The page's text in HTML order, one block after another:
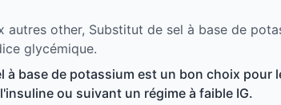
autres other, Substitut de sel à base de
glycémique.
à base de potassium est un bon choix pour
ou suivant un régime à faible IG.